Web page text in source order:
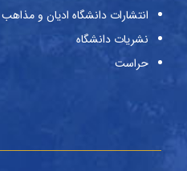
انتشارات دانشگاه ادیان و مذاهب
نشریات دانشگاه
حراست